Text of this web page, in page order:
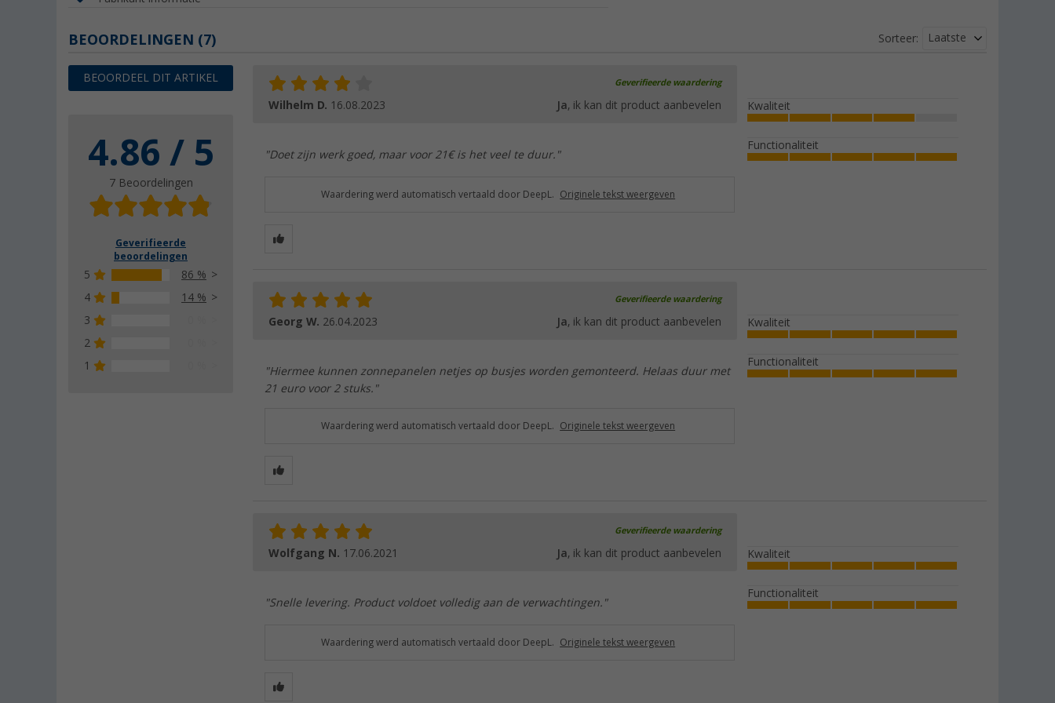
BEOORDELINGEN (7)
BEOORDEEL DIT ARTIKEL
4.86 / 5
7 Beoordelingen
Geverifieerde
beoordelingen
5
86 %
4
14 %
3
2
1
Sorteer: Laatste
Geverifieerde waardering
Wilhelm D. 16.08.2023 Ja, ik kan dit product aanbevelen
"Doet zijn werk goed, maar voor 21€ is het veel te duur."
Kwaliteit
Functionaliteit
Waardering werd automatisch vertaald door DeepL. Originele tekst weergeven
Geverifieerde waardering
Georg W. 26.04.2023 Ja, ik kan dit product aanbevelen
"Hiermee kunnen zonnepanelen netjes op busjes worden gemonteerd. Helaas duur met
21 euro voor 2 stuks."
Kwaliteit
Functionaliteit
Waardering werd automatisch vertaald door DeepL. Originele tekst weergeven
Geverifieerde waardering
Wolfgang N. 17.06.2021 Ja, ik kan dit product aanbevelen
"Snelle levering. Product voldoet volledig aan de verwachtingen."
Kwaliteit
Functionaliteit
Waardering werd automatisch vertaald door DeepL. Originele tekst weergeven